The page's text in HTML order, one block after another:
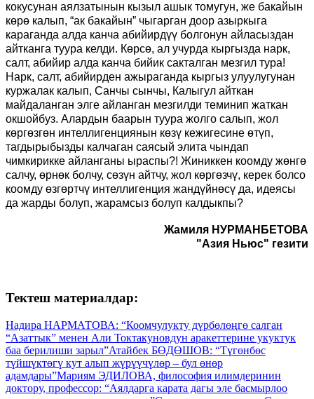
кокусунан аялзатынын кызыл ашык томугун, же бакайын
көрө калып, “ак бакайын” чыгарган доор азыркыга
караганда алда канча абийирдүү болгонун айласыздан
айтканга туура келди. Көрсө, ал учурда кыргызда нарк,
салт, абийир алда канча бийик сакталган мезгил тура!
Нарк, салт, абийирден ажыраганда кыргыз улуулугунан
куржалак калып, Санчы сынчы, Калыгул айткан
майдаланган элге айланган мезгилди теминип жаткан
окшойбуз. Алардын баарын туура жолго салып, жол
көргөзгөн интеллигенциянын көзү кежигесине өтүп,
тагдырыбызды калчаган саясый элита чындап
чимкирикке айланганы ыраспы?! Жиниккен коомду жөнгө
салчу, өрнөк болчу, сөзүн айтчу, жол көргөзчү, керек болсо
коомду өзгөртчү интеллигенция жандүйнөсү да, идеясы
да жарды болуп, жарамсыз болуп калдыкпы?
Жамиля НУРМАНБЕТОВА
"Азия Ньюс" гезити
Тектеш материалдар:
Надира НАРМАТОВА: “Коомчулукту дүрбөлөңгө салган
“Азаттык” менен Али Токтакуновдун аракеттерине укуктук
баа берилиши зарыл”Атайбек БӨДӨШОВ: “Түгөнбөс
түйшүктөгү кут алып жүрүүчүлөр – бул өнөр
адамдары”Мариям ЭДИЛОВА, философия илимдеринин
доктору, профессор: “Аялдарга карата дагы эле басмырлоо